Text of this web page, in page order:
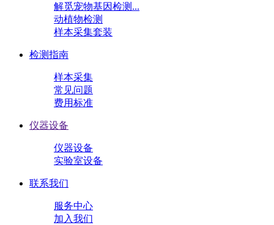
解觅宠物基因检测...
动植物检测
样本采集套装
检测指南
样本采集
常见问题
费用标准
仪器设备
仪器设备
实验室设备
联系我们
服务中心
加入我们